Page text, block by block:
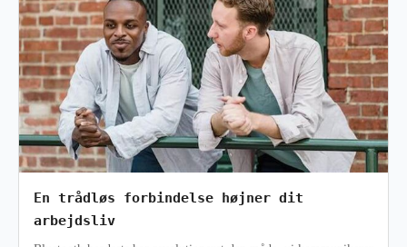
En trådløs forbindelse højner dit
arbejdsliv